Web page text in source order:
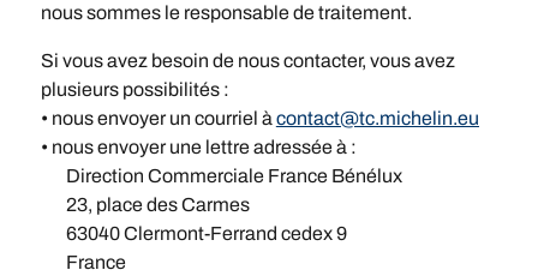
nous sommes le responsable de traitement.
Si vous avez besoin de nous contacter, vous avez
plusieurs possibilités :
• nous envoyer un courriel à contact@tc.michelin.eu
• nous envoyer une lettre adressée à :
Direction Commerciale France Bénélux
23, place des Carmes
63040 Clermont-Ferrand cedex 9
France